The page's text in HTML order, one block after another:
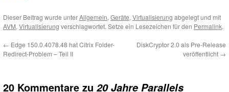
Dieser Beitrag wurde unterAllgemein, Geräte, Virtualisierung abgelegt und mit
AVM, Virtualisierung verschlagwortet. Setze ein Lesezeichen für den Permalink.
← Edge 150.0.4078.48 hat Citrix Folder-
Redirect-Problem – Teil II
DiskCryptor 2.0 als Pre-Release
veröffentlicht →
20 Kommentare zu 20 Jahre Parallels